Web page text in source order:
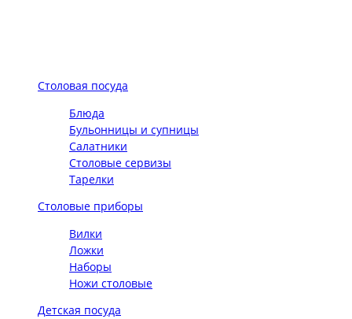
Столовая посуда
Блюда
Бульонницы и супницы
Салатники
Столовые сервизы
Тарелки
Столовые приборы
Вилки
Ложки
Наборы
Ножи столовые
Детская посуда